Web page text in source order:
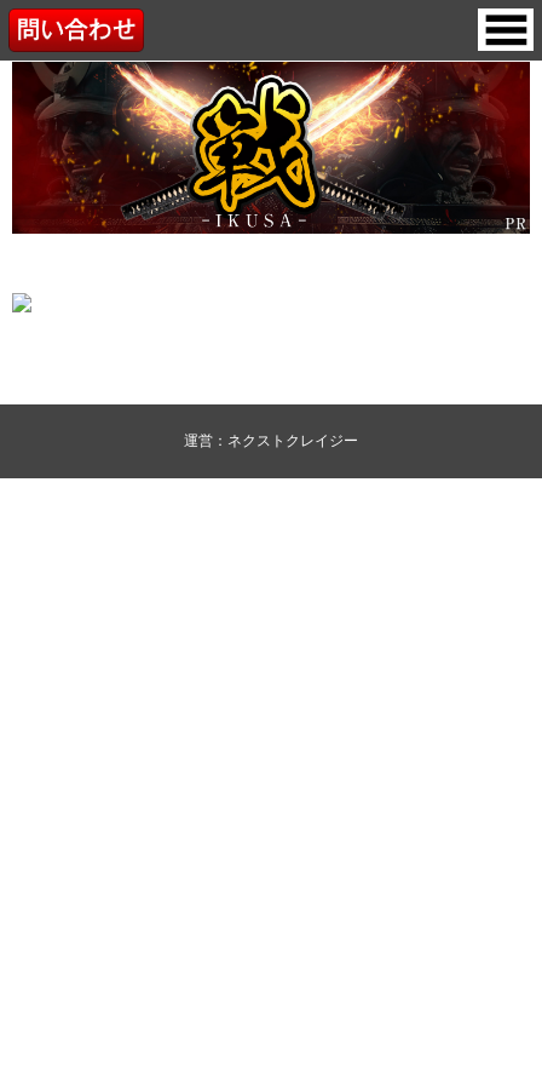
運営：ネクストクレイジー